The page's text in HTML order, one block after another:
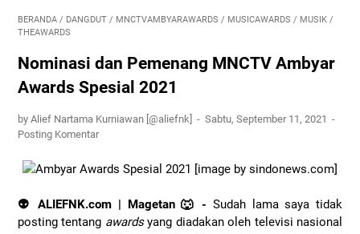
BERANDA / DANGDUT / MNCTVAMBYARAWARDS / MUSICAWARDS / MUSIK /
THEAWARDS
Nominasi dan Pemenang MNCTV Ambyar
Awards Spesial 2021
by Alief Nartama Kurniawan [@aliefnk]
Sabtu, September 11, 2021
Posting Komentar
👽 ALIEFNK.com | Magetan 🐺 - Sudah lama saya tidak
posting tentang awardsyang diadakan oleh televisi nasional